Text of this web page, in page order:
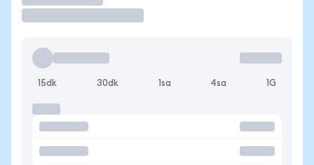
15dk 30dk 1sa 4sa 1G